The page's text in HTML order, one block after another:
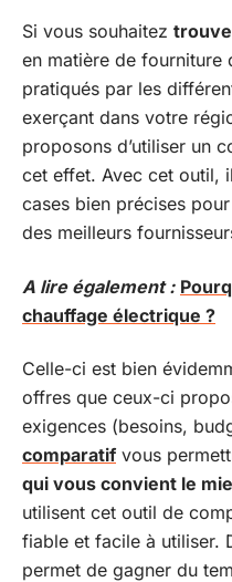
Si vous souhaitez
en matière de
pratiqués par les
exerçant dans votre
proposons d’utiliser un
cet effet. Avec cet outil,
cases bien précises
des meilleurs
A lire également :
chauffage électrique ?
Celle-ci est bien
offres que ceux-ci
exigences (besoins,
comparatif vous
qui vous convient le
utilisent cet outil de
fiable et facile à utiliser.
permet de gagner du